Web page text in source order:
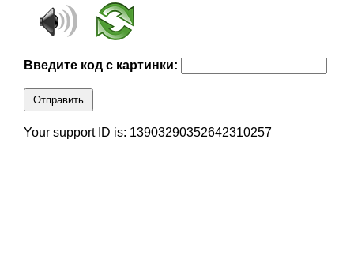
Введите код с картинки:
Отправить
Your support ID is: 13903290352642310257